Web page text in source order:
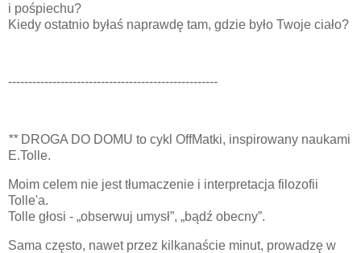
i pośpiechu?
Kiedy ostatnio byłaś naprawdę tam, gdzie było Twoje ciało?
----------------------------------------------------
** DROGA DO DOMU to cykl OffMatki, inspirowany naukami
E.Tolle.
Moim celem nie jest tłumaczenie i interpretacja filozofii
Tolle'a.
Tolle głosi - „obserwuj umysł”, „bądź obecny”.
Sama często, nawet przez kilkanaście minut, prowadzę w